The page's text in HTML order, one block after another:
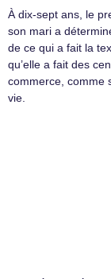
À dix-sept ans, le
son mari a
de ce qui a fait la
qu’elle a fait des
commerce, comme
vie.